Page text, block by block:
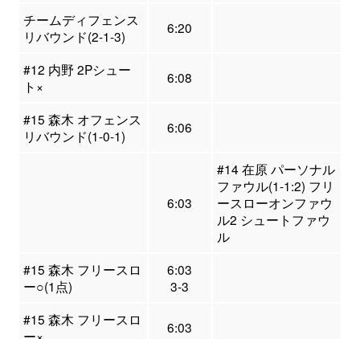
チームディフェンス
リバウンド(2-1-3)
6:20
#12 内野 2Pシュー
ト×
6:08
#15 森木 オフェンス
リバウンド(1-0-1)
6:06
6:03
#14 在原 パーソナル
ファウル(1-1:2) フリ
ースローオンファウ
ル2 シュートファウ
ル
#15 森木 フリースロ
ー○(1点)
6:03
3-3
#15 森木 フリースロ
ー×
6:03